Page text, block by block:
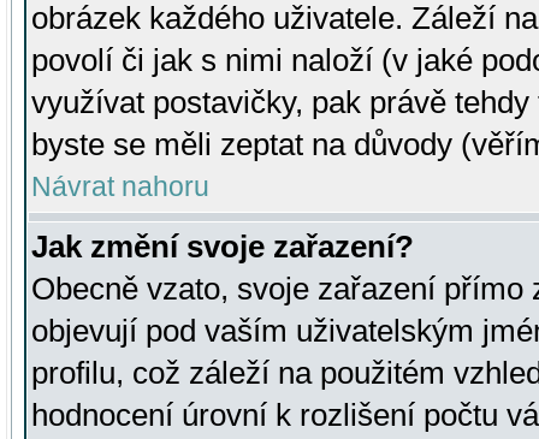
obrázek každého uživatele. Záleží
povolí či jak s nimi naloží (v jaké
využívat postavičky, pak právě
byste se měli zeptat na důvody
Návrat nahoru
Jak změní svoje zařazení?
Obecně vzato, svoje zařazení přímo
objevují pod vaším uživatelským
profilu, což záleží na použitém
hodnocení úrovní k rozlišení počtu